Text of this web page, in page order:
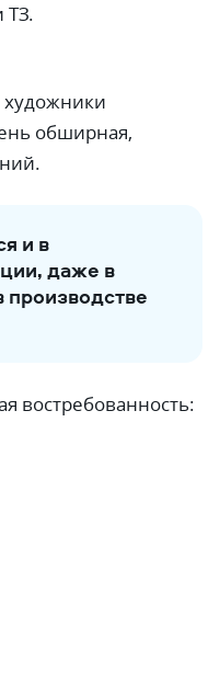
ТЗ.
художники
обширная,
и в
даже в
востребованность: